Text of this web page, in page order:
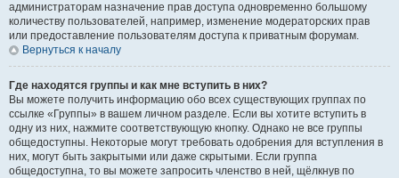
администраторам назначение прав доступа одновременно большому
количеству пользователей, например, изменение модераторских прав
или предоставление пользователям доступа к приватным форумам.
Вернуться к началу
Где находятся группы и как мне вступить в них?
Вы можете получить информацию обо всех существующих группах по
ссылке «Группы» в вашем личном разделе. Если вы хотите вступить в
одну из них, нажмите соответствующую кнопку. Однако не все группы
общедоступны. Некоторые могут требовать одобрения для вступления в
них, могут быть закрытыми или даже скрытыми. Если группа
общедоступна, то вы можете запросить членство в ней, щёлкнув по